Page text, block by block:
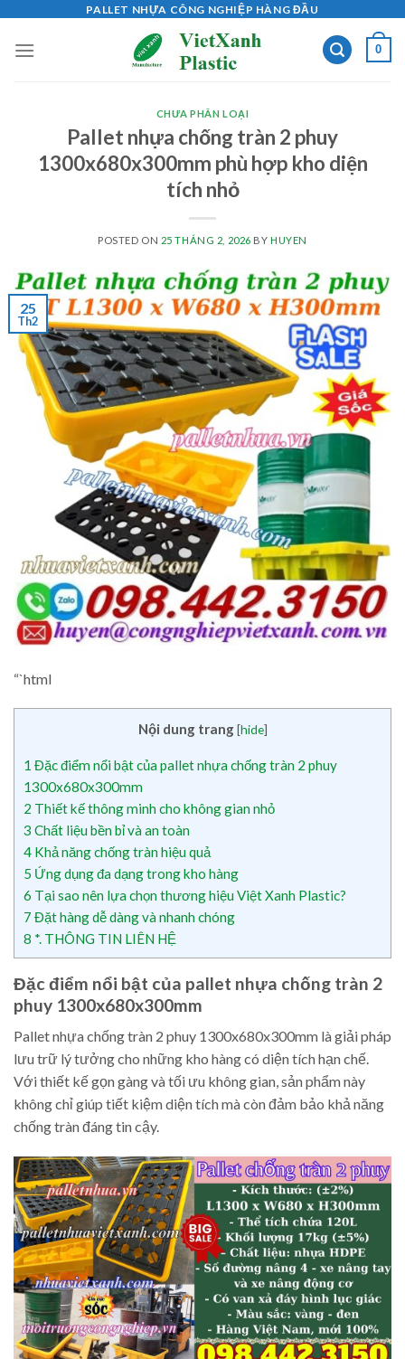
content
PALLET NHỰA CÔNG NGHIỆP HÀNG ĐẦU
0
CHƯA PHÂN LOẠI
Pallet nhựa chống tràn 2 phuy
1300x680x300mm phù hợp kho diện
tích nhỏ
POSTED ON 25 THÁNG 2, 2026 BY HUYEN
25
Th2
“`html
Nội dung trang [hide]
1 Đặc điểm nổi bật của pallet nhựa chống tràn 2 phuy
1300x680x300mm
2 Thiết kế thông minh cho không gian nhỏ
3 Chất liệu bền bỉ và an toàn
4 Khả năng chống tràn hiệu quả
5 Ứng dụng đa dạng trong kho hàng
6 Tại sao nên lựa chọn thương hiệu Việt Xanh Plastic?
7 Đặt hàng dễ dàng và nhanh chóng
8 *. THÔNG TIN LIÊN HỆ
Đặc điểm nổi bật của pallet nhựa chống tràn 2
phuy 1300x680x300mm
Pallet nhựa chống tràn 2 phuy 1300x680x300mm là giải pháp
lưu trữ lý tưởng cho những kho hàng có diện tích hạn chế.
Với thiết kế gọn gàng và tối ưu không gian, sản phẩm này
không chỉ giúp tiết kiệm diện tích mà còn đảm bảo khả năng
chống tràn đáng tin cậy.